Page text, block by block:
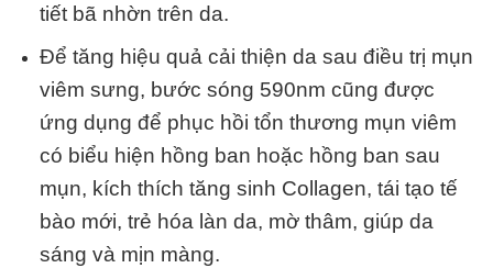
tiết bã nhờn trên da.
Để tăng hiệu quả cải thiện da sau điều trị mụn
viêm sưng, bước sóng 590nm cũng được
ứng dụng để phục hồi tổn thương mụn viêm
có biểu hiện hồng ban hoặc hồng ban sau
mụn, kích thích tăng sinh Collagen, tái tạo tế
bào mới, trẻ hóa làn da, mờ thâm, giúp da
sáng và mịn màng.